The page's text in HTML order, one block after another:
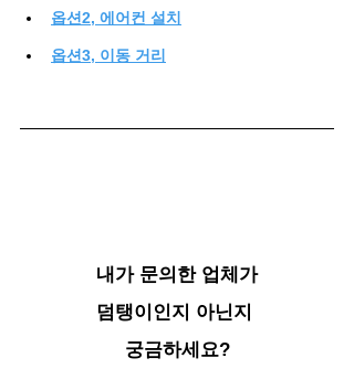
옵션2, 에어컨 설치
옵션3, 이동 거리
내가 문의한 업체가
덤탱이인지 아닌지
궁금하세요?